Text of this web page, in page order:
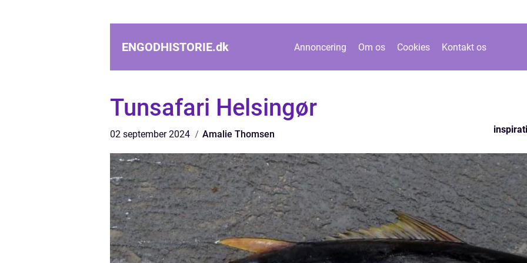
ENGODHISTORIE.dk Annoncering Om os Cookies Kontakt os
Tunsafari Helsingør
02 september 2024 Amalie Thomsen